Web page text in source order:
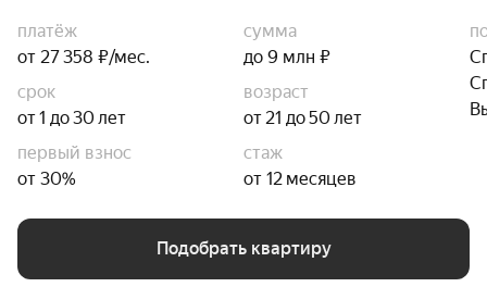
платёж
от 27 358 ₽/мес.
сумма
до 9 млн ₽
срок
от 1 до 30 лет
возраст
от 21 до 50 лет
первый взнос
от 30%
стаж
от 12 месяцев
Подобрать квартиру